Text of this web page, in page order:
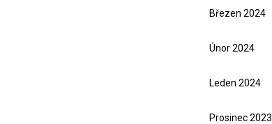
Březen 2024
Únor 2024
Leden 2024
Prosinec 2023